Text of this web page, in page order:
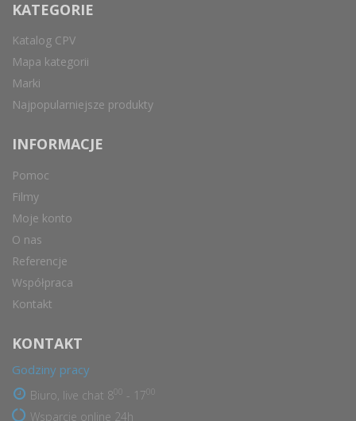
KATEGORIE
Katalog CPV
Mapa kategorii
Marki
Najpopularniejsze produkty
INFORMACJE
Pomoc
Filmy
Moje konto
O nas
Referencje
Współpraca
Kontakt
KONTAKT
Godziny pracy
Biuro, live chat 8 - 17
Wsparcie online 24h